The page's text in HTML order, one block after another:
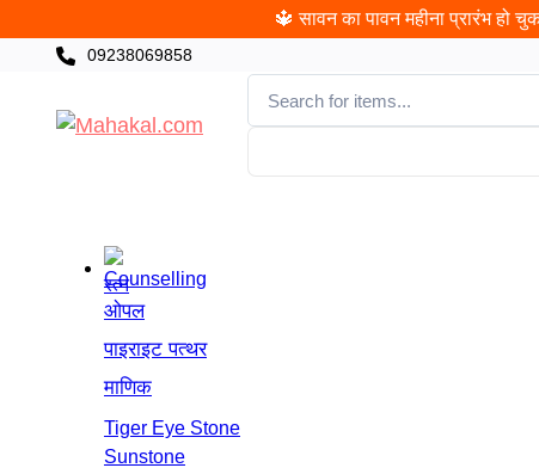
🔱 सावन का पावन महीना प्रारंभ हो
09238069858
रत्न
ओपल
पाइराइट पत्थर
माणिक
Tiger Eye Stone
Sunstone